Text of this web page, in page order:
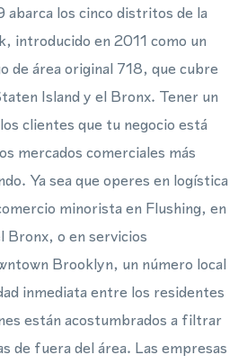
abarca los cinco distritos de la
introducido en 2011 como un
de área original 718, que cubre
Island y el Bronx. Tener un
clientes que tu negocio está
mercados comerciales más
Ya sea que operes en logística
minorista en Flushing, en
Bronx, o en servicios
Brooklyn, un número local
inmediata entre los residentes
están acostumbrados a filtrar
de fuera del área. Las empresas